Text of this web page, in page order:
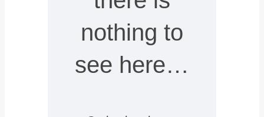
nothing to
see here…